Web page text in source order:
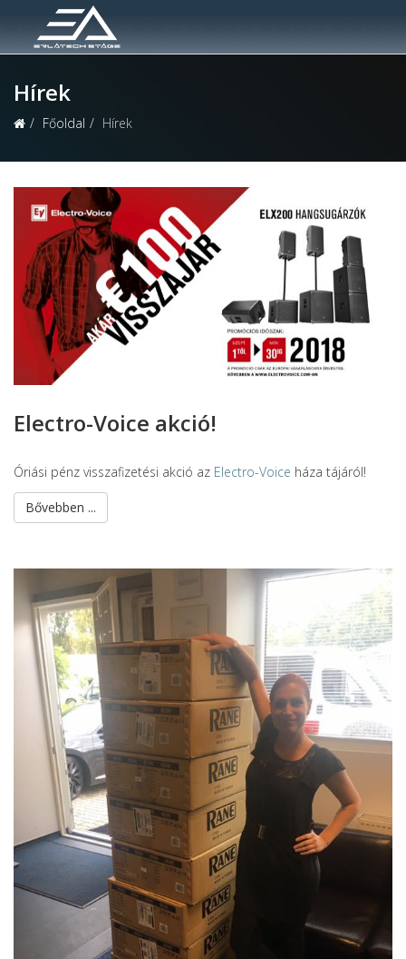
Hírek
Főoldal Hírek
Electro-Voice akció!
Óriási pénz visszafizetési akció az Electro-Voice háza tájáról!
Bővebben ...